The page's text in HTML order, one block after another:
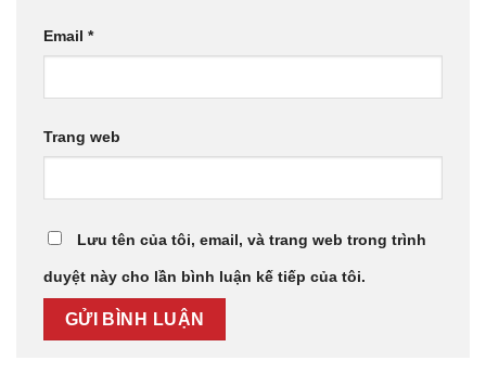
Email *
Trang web
Lưu tên của tôi, email, và trang web trong trình
duyệt này cho lần bình luận kế tiếp của tôi.